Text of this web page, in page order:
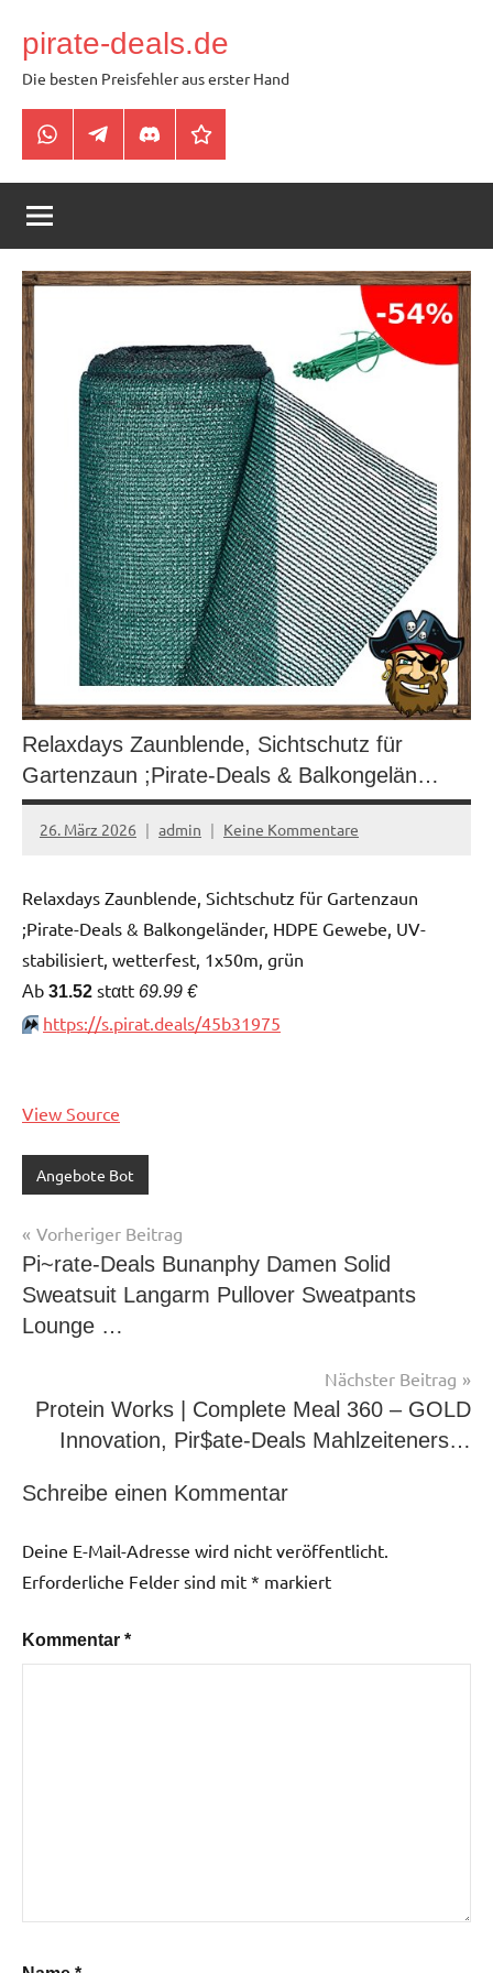
Inhalt
springen
pirate-deals.de
Die besten Preisfehler aus erster Hand
WhatsAppTelegramDiscordFacebook
Relaxdays Zaunblende, Sichtschutz für
Gartenzaun ;Pirate-Deals & Balkongelän…
26. März 2026 admin Keine Kommentare
Relaxdays Zaunblende, Sichtschutz für Gartenzaun
;Pirate-Deals & Balkongeländer, HDPE Gewebe, UV-
stabilisiert, wetterfest, 1x50m, grün
Аb 31.52 stαtt 69.99 €
⏩️ https://s.pirat.deals/45b31975
View Source
Angebote Bot
Beitragsnavigation
Vorheriger Beitrag
Pi~rate-Deals Bunanphy Damen Solid
Sweatsuit Langarm Pullover Sweatpants
Lounge …
Nächster Beitrag
Protein Works | Complete Meal 360 – GOLD
Innovation, Pir$ate-Deals Mahlzeiteners…
Schreibe einen Kommentar
Deine E-Mail-Adresse wird nicht veröffentlicht.
Erforderliche Felder sind mit * markiert
Kommentar *